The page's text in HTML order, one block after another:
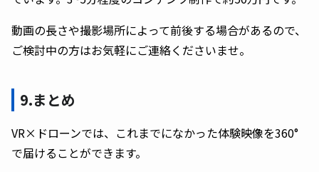
動画の長さや撮影場所によって前後する場合があるので、
ご検討中の方はお気軽にご連絡くださいませ。
9.まとめ
VR×ドローンでは、これまでになかった体験映像を360°
で届けることができます。